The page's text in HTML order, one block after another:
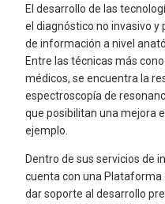
El desarrollo de las
el diagnóstico no invasivo y
de información a nivel
Entre las técnicas más
médicos, se encuentra la
espectroscopía de
que posibilitan una mejora
ejemplo.
Dentro de sus servicios de
cuenta con una Plataforma
dar soporte al desarrollo